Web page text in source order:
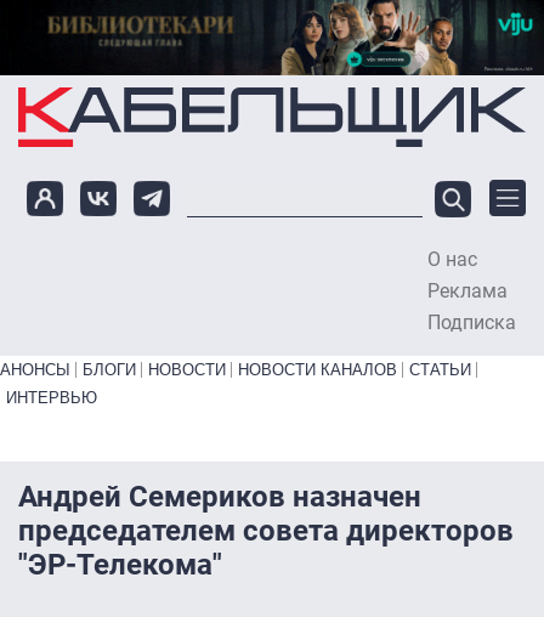
Перейти к основному содержанию
О нас
Реклама
Подписка
Primary links bottom
АНОНСЫ БЛОГИ НОВОСТИ НОВОСТИ КАНАЛОВ
СТАТЬИ
ИНТЕРВЬЮ
Андрей Семериков назначен
председателем совета директоров
"ЭР-Телекома"